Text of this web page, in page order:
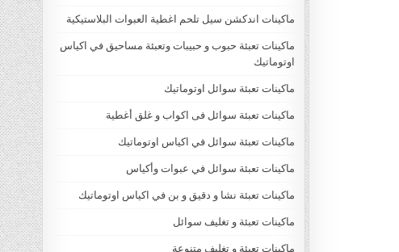
ماكينات اندكشن سيل تلحم اغطية العبوات البلاستيكية
ماكينات تعبئة حبوب و حبيبات وتعبئة مساحيق في اكياس
اوتوماتيك
ماكينات تعبئة سوائل اوتوماتيك
ماكينات تعبئة سوائل فى اكواب و غلق أغطية
ماكينات تعبئة سوائل في اكياس اوتوماتيك
ماكينات تعبئة سوائل في عبوات وأكياس
ماكينات تعبئة نشا و دقيق و بن في اكياس اوتوماتيك
ماكينات تعبئة و تغليف سوائل
ماكينات تعبئة و تغليف متنوعة